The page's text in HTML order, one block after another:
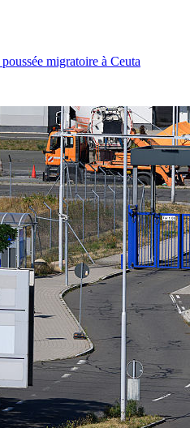
migratoire à Ceuta